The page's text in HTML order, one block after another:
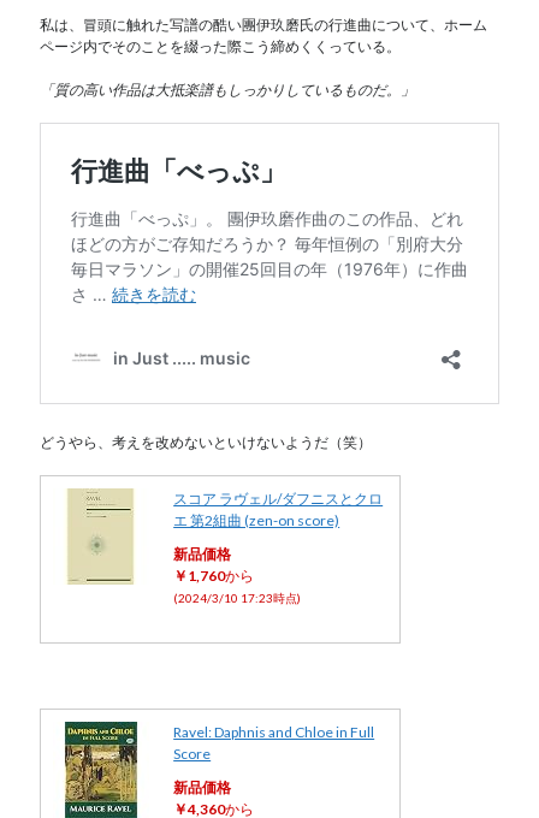
私は、冒頭に触れた写譜の酷い團伊玖磨氏の行進曲について、ホーム
ページ内でそのことを綴った際こう締めくくっている。
「質の高い作品は大抵楽譜もしっかりしているものだ。」
どうやら、考えを改めないといけないようだ（笑）
スコア ラヴェル/ダフニスとクロ
エ 第2組曲 (zen-on score)
新品価格
￥1,760から
(2024/3/10 17:23時点)
Ravel: Daphnis and Chloe in Full
Score
新品価格
￥4,360から